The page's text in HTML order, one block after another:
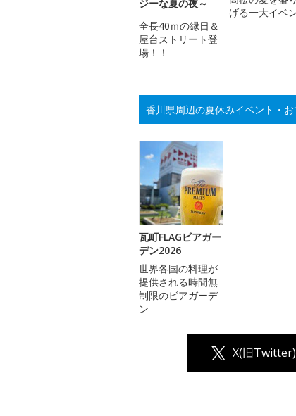
ジーな夏の夜～
全長40ｍの縁日＆
屋台ストリート登
場！！
げる一大イベ
香川県周辺の夏休みイベント・
瓦町FLAGビアガー
デン2026
世界各国の料理が
提供される時間無
制限のビアガーデ
ン
X(旧